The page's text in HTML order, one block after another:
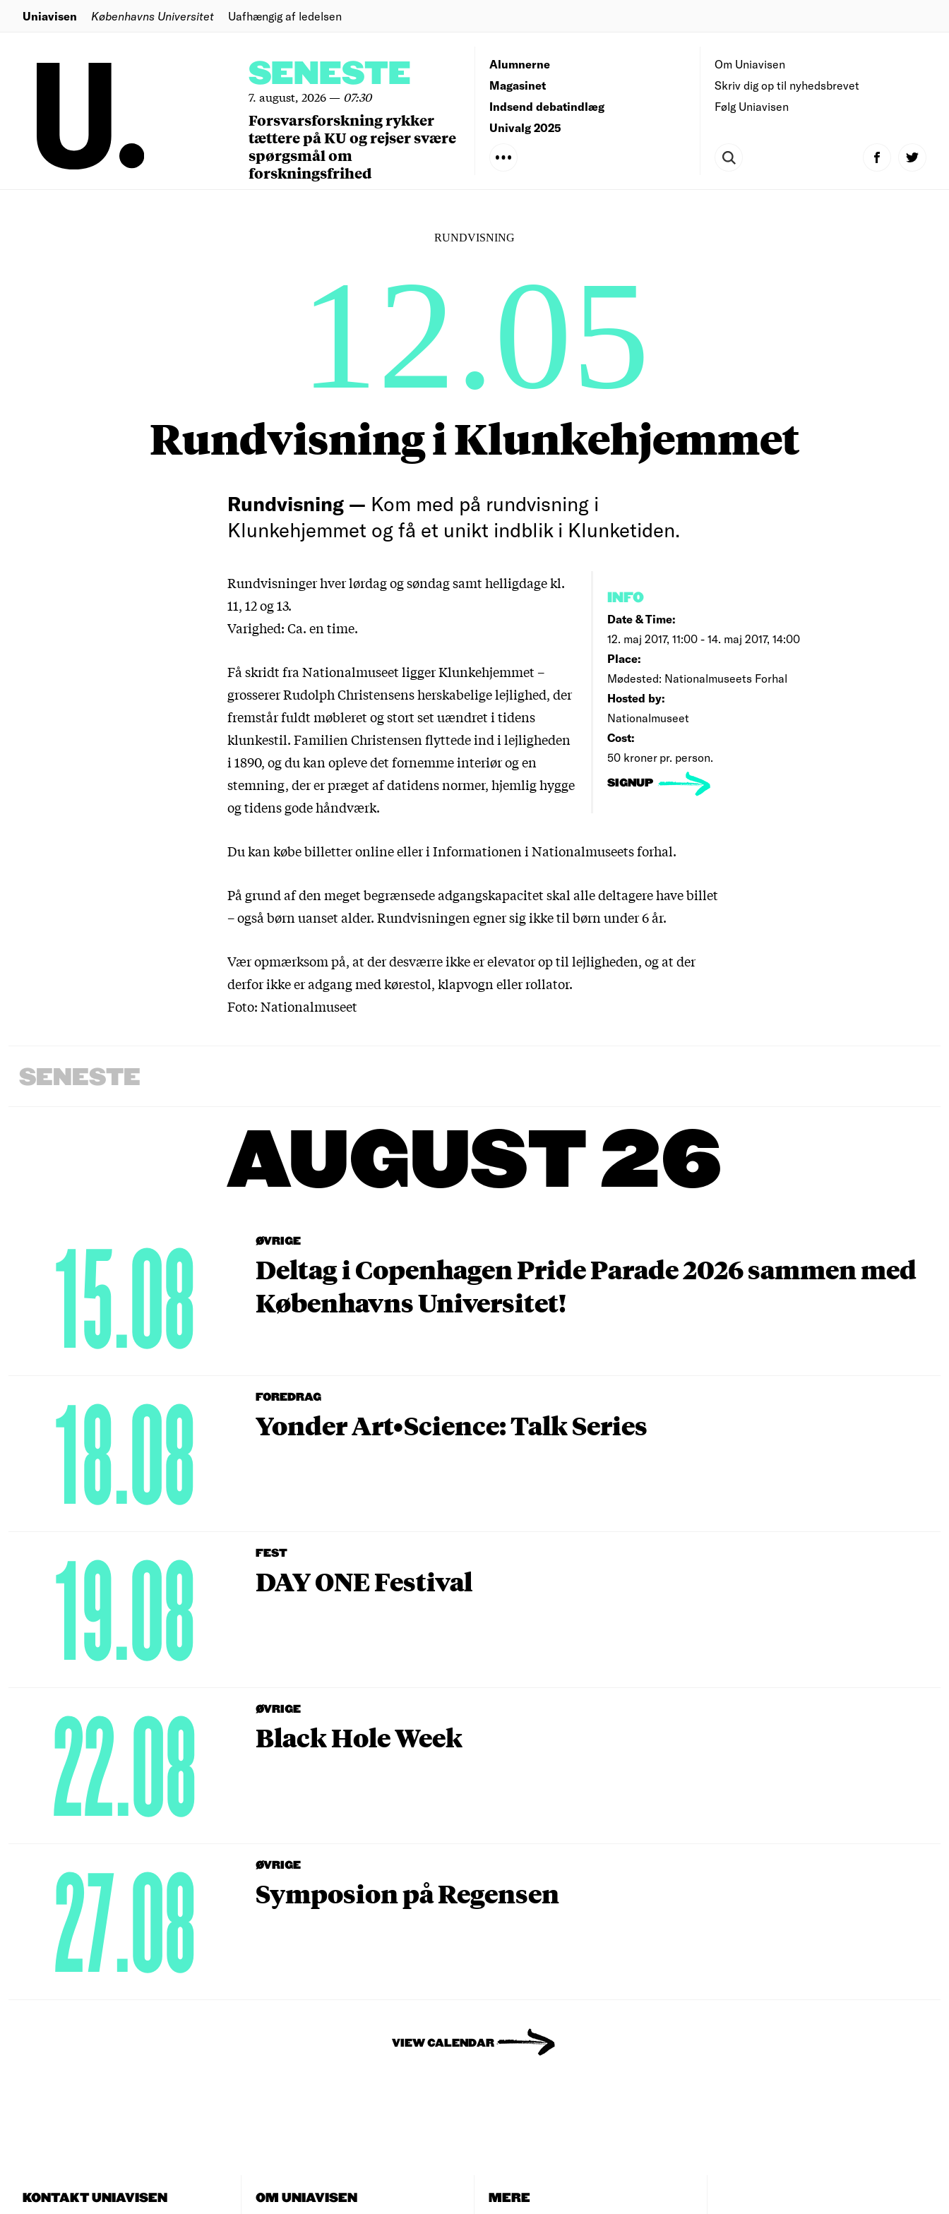
Uniavisen Københavns Universitet Uafhængig af ledelsen
SENESTE
7. august, 2026— 07:30
Forsvarsforskning rykker
tættere på KU og rejser svære
spørgsmål om
forskningsfrihed
Om Uniavisen
Skriv dig op til nyhedsbrevet
Følg Uniavisen
Alumnerne
Magasinet
Indsend debatindlæg
Univalg 2025
RUNDVISNING
12.05
Rundvisning i Klunkehjemmet
Rundvisning — Kom med på rundvisning i
Klunkehjemmet og få et unikt indblik i Klunketiden.
INFO
Date & Time:
12. maj 2017, 11:00 - 14. maj 2017, 14:00
Place:
Mødested: Nationalmuseets Forhal
Hosted by:
Nationalmuseet
Cost:
50 kroner pr. person.
SIGNUP
Rundvisninger hver lørdag og søndag samt helligdage kl.
11, 12 og 13.
Varighed: Ca. en time.
Få skridt fra Nationalmuseet ligger Klunkehjemmet –
grosserer Rudolph Christensens herskabelige lejlighed, der
fremstår fuldt møbleret og stort set uændret i tidens
klunkestil. Familien Christensen flyttede ind i lejligheden
i 1890, og du kan opleve det fornemme interiør og en
stemning, der er præget af datidens normer, hjemlig hygge
og tidens gode håndværk.
Du kan købe billetter online eller i Informationen i Nationalmuseets forhal.
På grund af den meget begrænsede adgangskapacitet skal alle deltagere have billet
– også børn uanset alder. Rundvisningen egner sig ikke til børn under 6 år.
Vær opmærksom på, at der desværre ikke er elevator op til lejligheden, og at der
derfor ikke er adgang med kørestol, klapvogn eller rollator.
Foto: Nationalmuseet
SENESTE
AUGUST 26
ØVRIGE
Deltag i Copenhagen Pride Parade 2026 sammen med
Københavns Universitet!
15.08
FOREDRAG
Yonder Art•Science: Talk Series
18.08
FEST
DAY ONE Festival
19.08
ØVRIGE
Black Hole Week
22.08
ØVRIGE
Symposion på Regensen
27.08
VIEW CALENDAR
KONTAKT UNIAVISEN OM UNIAVISEN MERE